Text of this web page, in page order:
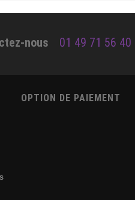
nous 01 49 71 56 40
OPTION DE PAIEMENT